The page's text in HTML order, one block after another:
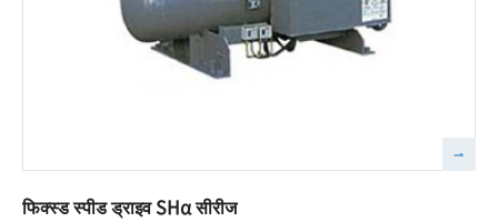
फिक्स्ड स्पीड ड्राइव SHα सीरीज